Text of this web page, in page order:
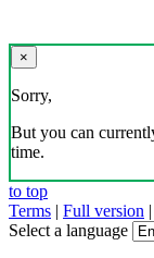
×
Sorry,
But you can
time.
to top
Terms | Full version |
Select a language